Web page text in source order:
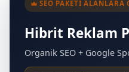
SEO PAKETI ALANLARA
Hibrit Reklam
Organik SEO + Google